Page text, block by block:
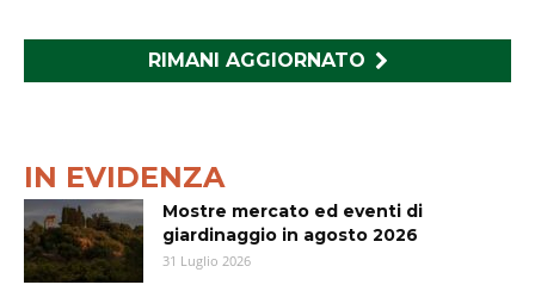
RIMANI AGGIORNATO
IN EVIDENZA
Mostre mercato ed eventi di
giardinaggio in agosto 2026
31 Luglio 2026